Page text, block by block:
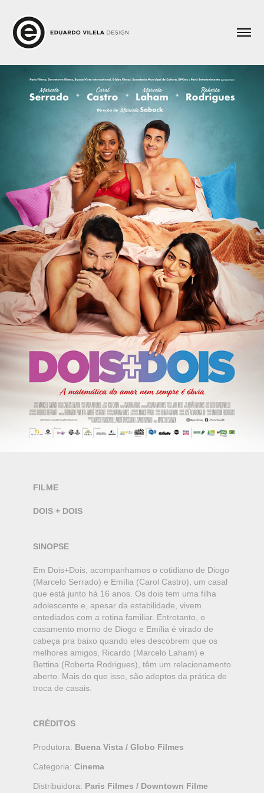
FILME
DOIS + DOIS
SINOPSE
Em Dois+Dois, acompanhamos o cotidiano de Diogo
(Marcelo Serrado) e Emília (Carol Castro), um casal
que está junto há 16 anos. Os dois tem uma filha
adolescente e, apesar da estabilidade, vivem
entediados com a rotina familiar. Entretanto, o
casamento morno de Diogo e Emília é virado de
cabeça pra baixo quando eles descobrem que os
melhores amigos, Ricardo (Marcelo Laham) e
Bettina (Roberta Rodrigues), têm um relacionamento
aberto. Mais do que isso, são adeptos da prática de
troca de casais.
CRÉDITOS
Produtora: Buena Vista / Globo Filmes
Categoria: Cinema
Distribuidora: Paris Filmes / Downtown Filme